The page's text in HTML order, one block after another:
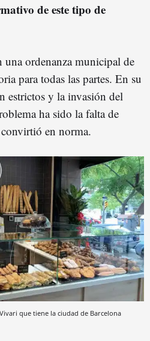
de este tipo de
una ordenanza municipal de
para todas las partes. En su
estrictos y la invasión del
ha sido la falta de
en norma.
que tiene la ciudad de Barcelona